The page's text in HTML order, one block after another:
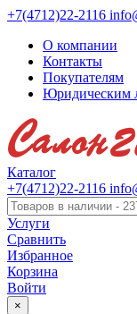
+7(4712)22-2116
О компании
Контакты
Покупателям
Юридическим
Каталог
+7(4712)22-2116
Услуги
Сравнить
Избранное
Корзина
Войти
×